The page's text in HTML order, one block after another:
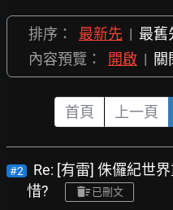
排序： 最新先 | 最舊
內容預覽：
開啟 | 關
首頁 上一頁
#2
Re: [有雷] 侏儸紀世
惜?
已刪文